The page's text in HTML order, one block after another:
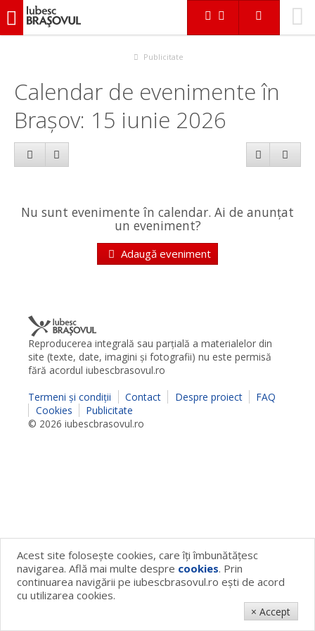
iubescbraşovul.ro
Publicitate
Calendar de evenimente în
Brașov: 15 iunie 2026
Nu sunt evenimente în calendar. Ai de anunțat
un eveniment?
Adaugă eveniment
Reproducerea integrală sau parţială a materialelor din
site (texte, date, imagini şi fotografii) nu este permisă
fără acordul iubescbrasovul.ro
Termeni şi condiţii
Contact Despre proiect
FAQ
Cookies
Publicitate
© 2026 iubescbrasovul.ro
Acest site foloseşte cookies, care îţi îmbunătăţesc
navigarea. Află mai multe despre cookies. Prin
continuarea navigării pe iubescbrasovul.ro eşti de acord
cu utilizarea cookies.
× Accept